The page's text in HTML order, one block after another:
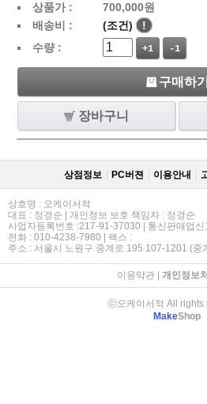
상품가 : 700,000원
배송비 :
(조건)
!
수량 :
+1 -1
구매하기
장바구니
상점정보 PC버젼 이용안내
상호명 : 오케이서적
대표 : 정경순 | 개인정보 보호 책임자 : 정경순
사업자등록번호 :217-91-37030 | 통신판매업
전화 : 010-4238-7980 | 팩스 :
주소 : 서울시 노원구 중계로 195 107-1201 (중
이용약관| 개인정보
ⓒ오케이서적 All rights
MakeShop